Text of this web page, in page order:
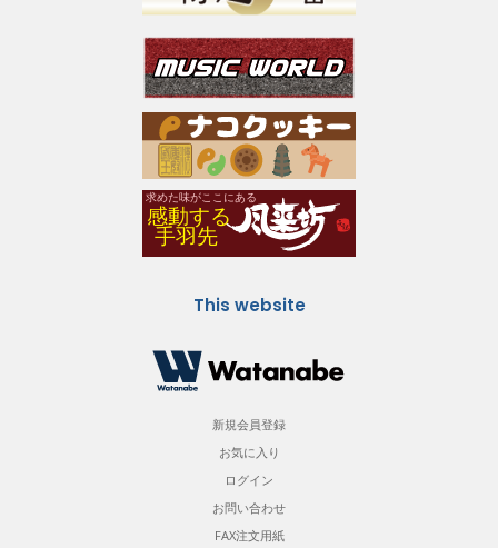
This website
新規会員登録
お気に入り
ログイン
お問い合わせ
FAX注文用紙